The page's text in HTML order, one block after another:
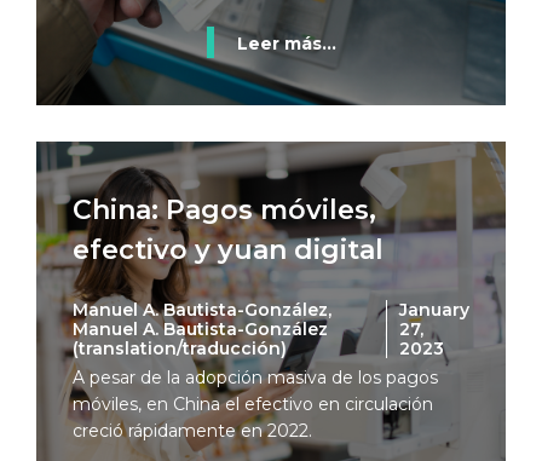
Leer más...
China: Pagos móviles,
efectivo y yuan digital
Manuel A. Bautista-González,
Manuel A. Bautista-González
(translation/traducción)
January
27,
2023
A pesar de la adopción masiva de los pagos
móviles, en China el efectivo en circulación
creció rápidamente en 2022.